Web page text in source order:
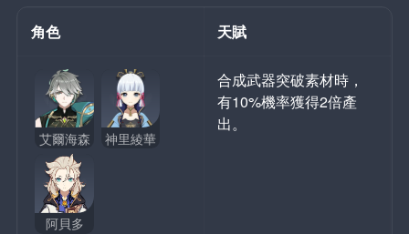
角色 天賦
艾爾海森 神里綾華
阿貝多
合成武器突破素材時，
有10%機率獲得2倍產
出。